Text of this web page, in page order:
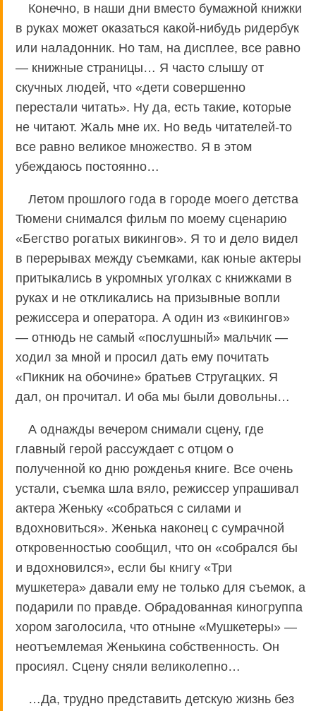
Конечно, в наши дни вместо бумажной книжки
в руках может оказаться какой-нибудь ридербук
или наладонник. Но там, на дисплее, все равно
— книжные страницы… Я часто слышу от
скучных людей, что «дети совершенно
перестали читать». Ну да, есть такие, которые
не читают. Жаль мне их. Но ведь читателей-то
все равно великое множество. Я в этом
убеждаюсь постоянно…
Летом прошлого года в городе моего детства
Тюмени снимался фильм по моему сценарию
«Бегство рогатых викингов». Я то и дело видел
в перерывах между съемками, как юные актеры
притыкались в укромных уголках с книжками в
руках и не откликались на призывные вопли
режиссера и оператора. А один из «викингов»
— отнюдь не самый «послушный» мальчик —
ходил за мной и просил дать ему почитать
«Пикник на обочине» братьев Стругацких. Я
дал, он прочитал. И оба мы были довольны…
А однажды вечером снимали сцену, где
главный герой рассуждает с отцом о
полученной ко дню рожденья книге. Все очень
устали, съемка шла вяло, режиссер упрашивал
актера Женьку «собраться с силами и
вдохновиться». Женька наконец с сумрачной
откровенностью сообщил, что он «собрался бы
и вдохновился», если бы книгу «Три
мушкетера» давали ему не только для съемок, а
подарили по правде. Обрадованная киногруппа
хором заголосила, что отныне «Мушкетеры» —
неотъемлемая Женькина собственность. Он
просиял. Сцену сняли великолепно…
…Да, трудно представить детскую жизнь без